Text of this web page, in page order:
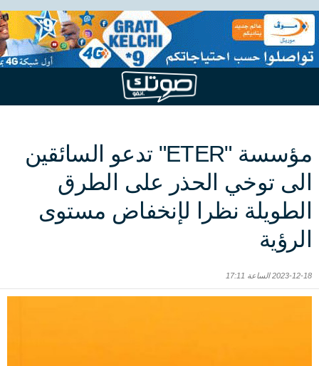
مؤسسة "ETER" تدعو السائقين
الى توخي الحذر على الطرق
الطويلة نظرا لإنخفاض مستوى
الرؤية
2023-12-18 الساعة 17:11